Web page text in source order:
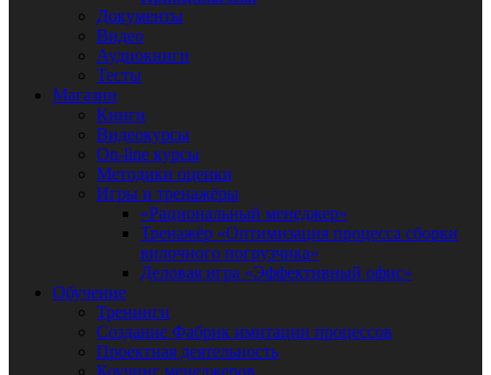
Документы
Видео
Аудиокниги
Тесты
Магазин
Книги
Видеокурсы
On-line курсы
Методики оценки
Игры и тренажёры
«Рациональный менеджер»
Тренажёр «Оптимизация процесса сборки
вилочного погрузчика»
Деловая игра «Эффективный офис»
Обучение
Тренинги
Создание Фабрик имитации процессов
Проектная деятельность
Коучинг менеджеров